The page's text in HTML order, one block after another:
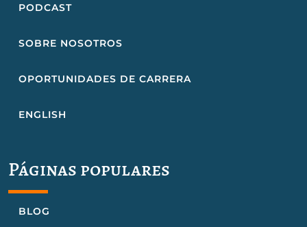
PODCAST
SOBRE NOSOTROS
OPORTUNIDADES DE CARRERA
ENGLISH
Páginas populares
BLOG